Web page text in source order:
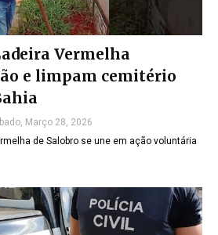
Vermelha
e limpam cemitério
Março 28, 2026
de Salobro se une em ação voluntária